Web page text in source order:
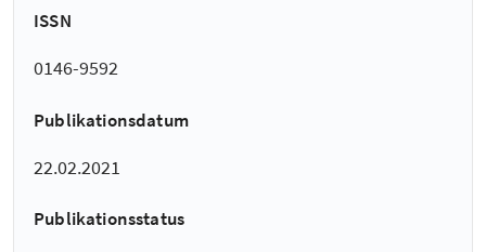
ISSN
0146-9592
Publikationsdatum
22.02.2021
Publikationsstatus